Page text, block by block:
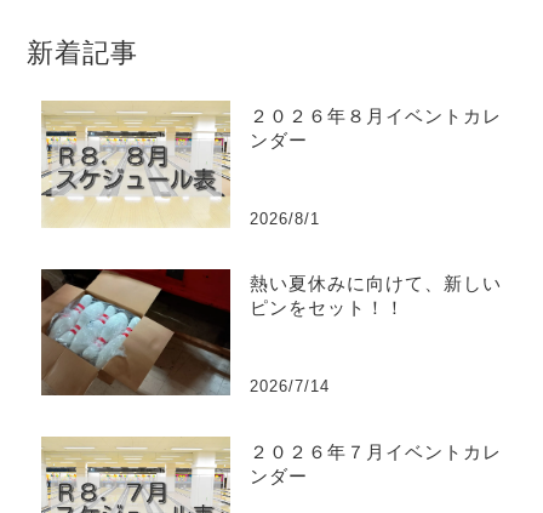
新着記事
２０２６年８月イベントカレ
ンダー
2026/8/1
熱い夏休みに向けて、新しい
ピンをセット！！
2026/7/14
２０２６年７月イベントカレ
ンダー